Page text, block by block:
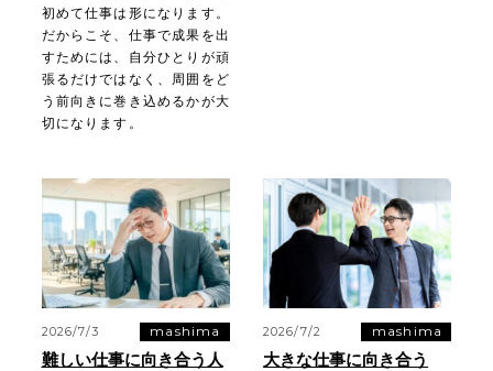
初めて仕事は形になります。
だからこそ、仕事で成果を出
すためには、自分ひとりが頑
張るだけではなく、周囲をど
う前向きに巻き込めるかが大
切になります。
2026/7/3 mashima
難しい仕事に向き合う人
2026/7/2 mashima
大きな仕事に向き合う